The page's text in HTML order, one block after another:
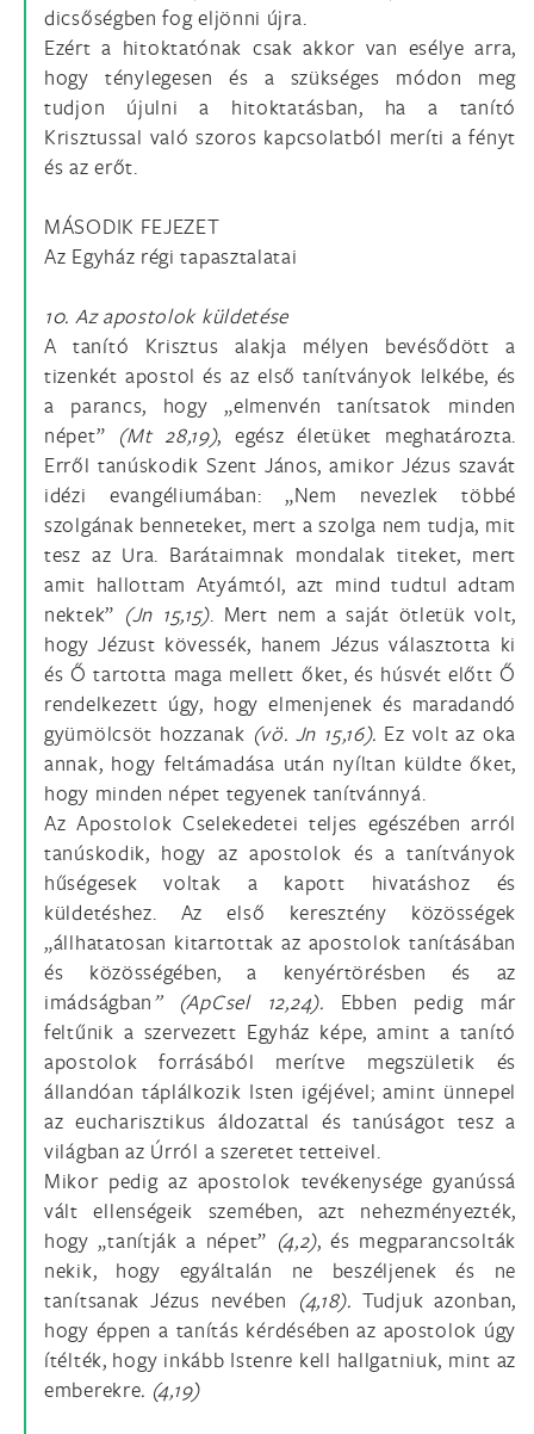
dicsőségben fog eljönni újra.
Ezért a hitoktatónak csak akkor van esélye arra,
hogy ténylegesen és a szükséges módon meg
tudjon újulni a hitoktatásban, ha a tanító
Krisztussal való szoros kapcsolatból meríti a fényt
és az erőt.
MÁSODIK FEJEZET
Az Egyház régi tapasztalatai
10. Az apostolok küldetése
A tanító Krisztus alakja mélyen bevésődött a
tizenkét apostol és az első tanítványok lelkébe, és
a parancs, hogy „elmenvén tanítsatok minden
népet” (Mt 28,19), egész életüket meghatározta.
Erről tanúskodik Szent János, amikor Jézus szavát
idézi evangéliumában: „Nem nevezlek többé
szolgának benneteket, mert a szolga nem tudja, mit
tesz az Ura. Barátaimnak mondalak titeket, mert
amit hallottam Atyámtól, azt mind tudtul adtam
nektek” (Jn 15,15). Mert nem a saját ötletük volt,
hogy Jézust kövessék, hanem Jézus választotta ki
és Ő tartotta maga mellett őket, és húsvét előtt Ő
rendelkezett úgy, hogy elmenjenek és maradandó
gyümölcsöt hozzanak (vö. Jn 15,16). Ez volt az oka
annak, hogy feltámadása után nyíltan küldte őket,
hogy minden népet tegyenek tanítvánnyá.
Az Apostolok Cselekedetei teljes egészében arról
tanúskodik, hogy az apostolok és a tanítványok
hűségesek voltak a kapott hivatáshoz és
küldetéshez. Az első keresztény közösségek
„állhatatosan kitartottak az apostolok tanításában
és közösségében, a kenyértörésben és az
imádságban” (ApCsel 12,24). Ebben pedig már
feltűnik a szervezett Egyház képe, amint a tanító
apostolok forrásából merítve megszületik és
állandóan táplálkozik Isten igéjével; amint ünnepel
az eucharisztikus áldozattal és tanúságot tesz a
világban az Úrról a szeretet tetteivel.
Mikor pedig az apostolok tevékenysége gyanússá
vált ellenségeik szemében, azt nehezményezték,
hogy „tanítják a népet” (4,2), és megparancsolták
nekik, hogy egyáltalán ne beszéljenek és ne
tanítsanak Jézus nevében (4,18). Tudjuk azonban,
hogy éppen a tanítás kérdésében az apostolok úgy
ítélték, hogy inkább Istenre kell hallgatniuk, mint az
emberekre. (4,19)